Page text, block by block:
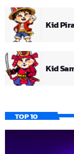
Kid
Kid
TOP 10